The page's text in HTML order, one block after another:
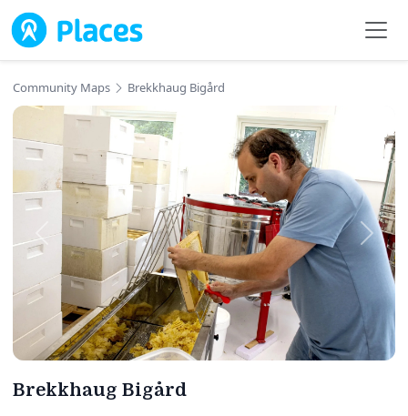
Skip to main content
Community Maps Brekkhaug Bigård
Brekkhaug Bigård